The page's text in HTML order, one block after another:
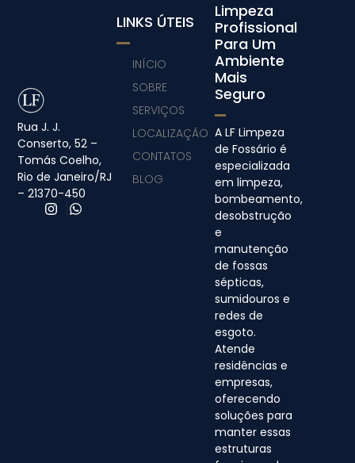
Rua J. J.
Conserto, 52 –
Tomás Coelho,
Rio de Janeiro/RJ
– 21370-450
Limpeza
Profissional
Para Um
Ambiente
Mais
Seguro
A LF Limpeza
de Fossário é
especializada
em limpeza,
bombeamento,
desobstrução
e
manutenção
de fossas
sépticas,
sumidouros e
redes de
esgoto.
Atende
residências e
empresas,
oferecendo
soluções para
manter essas
estruturas
LINKS ÚTEIS
INÍCIO
SOBRE
SERVIÇOS
LOCALIZAÇÃO
CONTATOS
BLOG